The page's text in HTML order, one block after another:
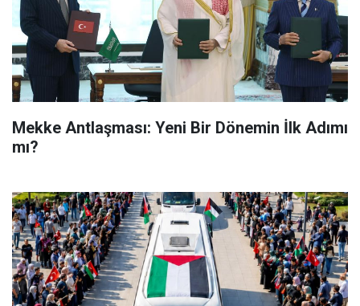
Mekke Antlaşması: Yeni Bir Dönemin İlk Adımı
mı?